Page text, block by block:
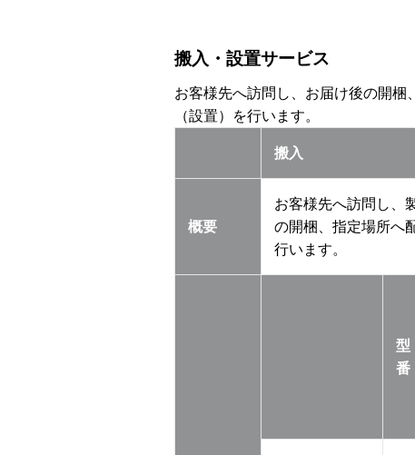
搬入・設置サービス
お客様先へ訪問し、お届け後の開梱
（設置）を行います。
搬入
概要
お客様先へ訪問し、
の開梱、指定場所へ
行います。
型
番